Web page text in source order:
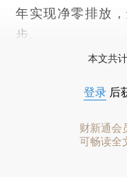
年实现净零排放
步。
本文共
登录 后
财新通会
可畅读全